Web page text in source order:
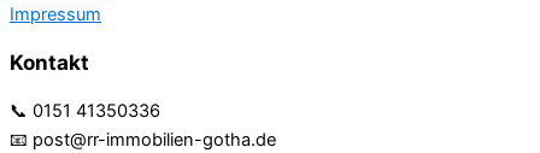
Impressum
Kontakt
📞 0151 41350336
📧 post@rr-immobilien-gotha.de